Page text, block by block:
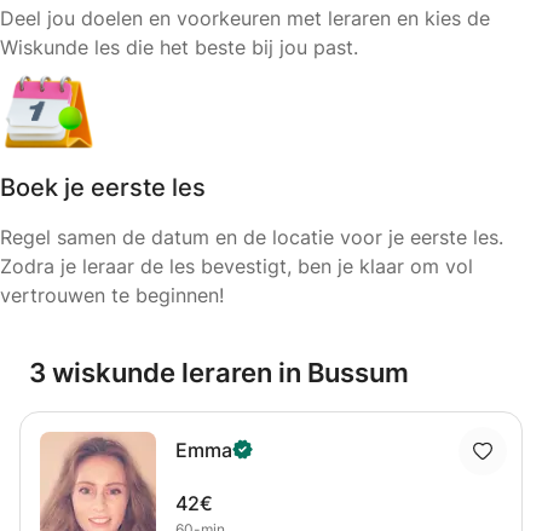
Deel jou doelen en voorkeuren met leraren en kies de
Wiskunde les die het beste bij jou past.
Boek je eerste les
Regel samen de datum en de locatie voor je eerste les.
Zodra je leraar de les bevestigt, ben je klaar om vol
vertrouwen te beginnen!
3 wiskunde leraren in Bussum
Emma
42€